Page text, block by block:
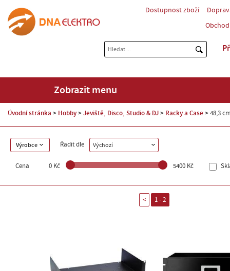
Dostupnost zboží
Zobrazit menu
Úvodní stránka Hobby Jeviště, Disco, Studio & DJ Racky a Case 48,3
Výrobce Řadit dle Výchozí
Cena 0 Kč 5400 Kč
< 1 - 2